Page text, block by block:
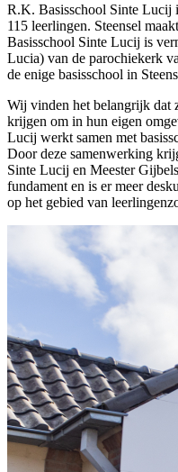
R.K. Basisschool Sinte Lucij
115 leerlingen. Steensel
Basisschool Sinte Lucij is
Lucia) van de parochiekerk
de enige basisschool in
Wij vinden het belangrijk dat
krijgen om in hun eigen
Lucij werkt samen met
Door deze samenwerking
Sinte Lucij en Meester
fundament en is er meer
op het gebied van